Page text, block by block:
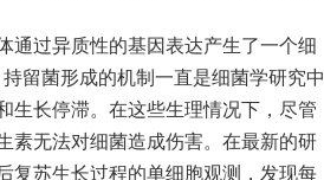
过异质性的基因表达产生了一个细
留菌形成的机制一直是细菌学研究中
生长停滞。在这些生理情况下，尽管
素无法对细菌造成伤害。在最新的研
复苏生长过程的单细胞观测，发现每